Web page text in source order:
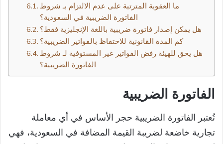
ما العقوبة المترتبة على عدم الالتزام بـ شروط
الفاتورة الضريبية في السعودية؟
هل يمكن إصدار فاتورة ضريبية باللغة الإنجليزية فقط؟
كم المدة القانونية للاحتفاظ بالفواتير الضريبية؟
هل يحق للهيئة رفض الفواتير غير المستوفية لـ شروط
الفاتورة الضريبية؟
الفاتورة الضريبية
تُعتبر الفاتورة الضريبية حجر الأساس في أي معاملة
تجارية خاضعة لضريبة القيمة المضافة في السعودية، فهي